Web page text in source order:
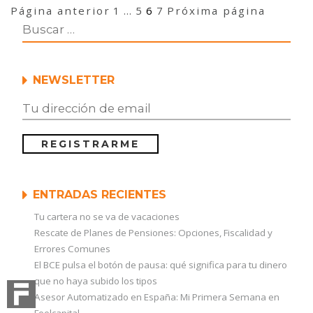
un
de
El
Navegación
de
entradas
Página anterior Página
1 … Página
5 Página
6 Página
7 Próxima página
NEWSLETTER
ENTRADAS RECIENTES
Tu cartera no se va de vacaciones
Rescate de Planes de Pensiones: Opciones, Fiscalidad y
Errores Comunes
El BCE pulsa el botón de pausa: qué significa para tu dinero
que no haya subido los tipos
Asesor Automatizado en España: Mi Primera Semana en